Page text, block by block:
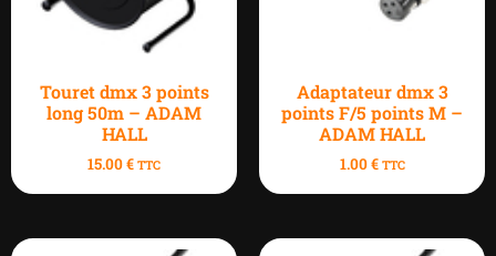
Touret dmx 3 points
long 50m – ADAM
HALL
15.00€ TTC
Adaptateur dmx 3
points F/5 points M –
ADAM HALL
1.00€ TTC